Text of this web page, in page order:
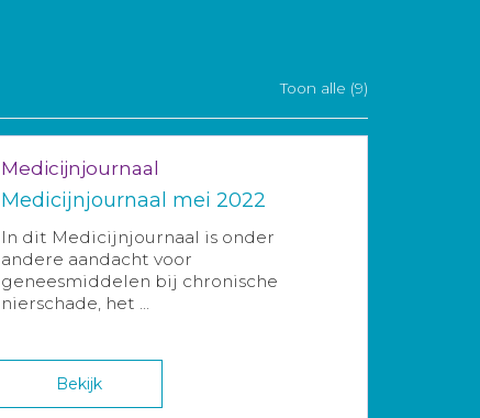
Toon alle (9)
Medicijnjournaal
Medicijnjournaal mei 2022
In dit Medicijnjournaal is onder
andere aandacht voor
geneesmiddelen bij chronische
nierschade, het ...
Bekijk